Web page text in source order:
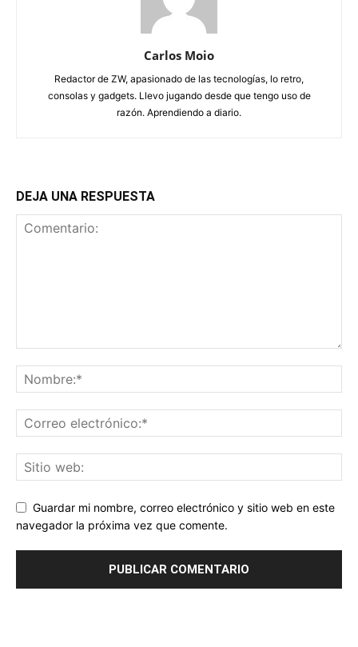
Carlos Moio
Redactor de ZW, apasionado de las tecnologías, lo retro,
consolas y gadgets. Llevo jugando desde que tengo uso de
razón. Aprendiendo a diario.
DEJA UNA RESPUESTA
Guardar mi nombre, correo electrónico y sitio web en este
navegador la próxima vez que comente.